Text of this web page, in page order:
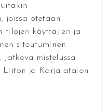
joissa otetaan
tilojen käyttäjien ja
sitoutuminen
Jatkovalmistelussa
Liiton ja Karjalatalon